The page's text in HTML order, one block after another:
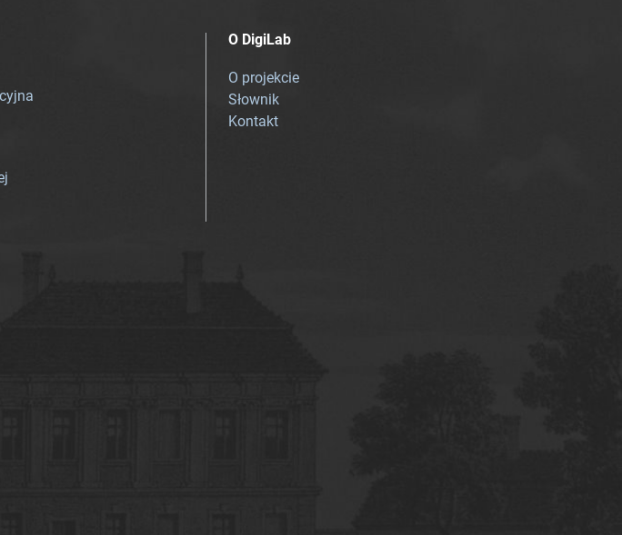
O DigiLab
O projekcie
Słownik
Kontakt